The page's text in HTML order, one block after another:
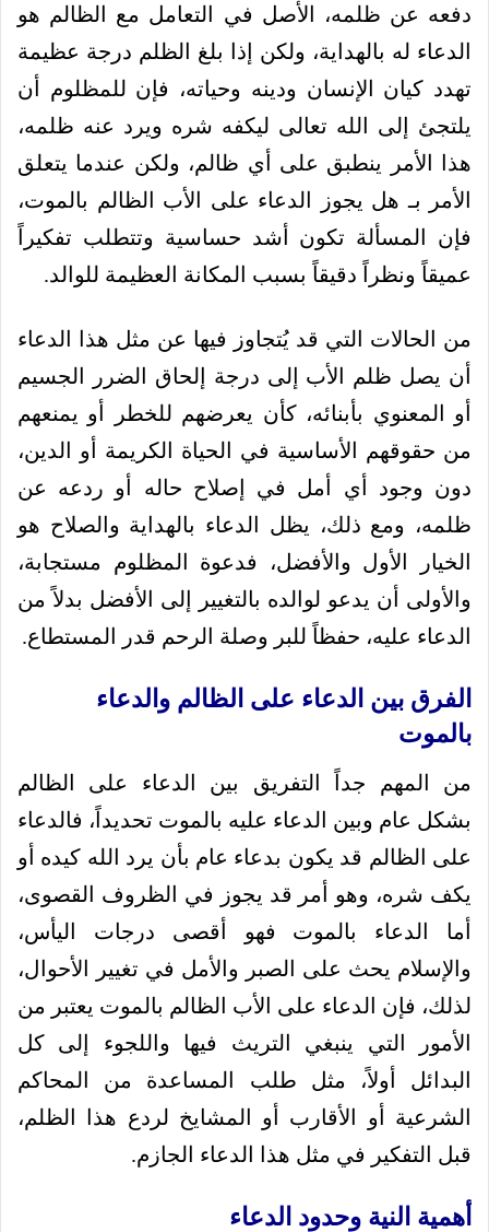
دفعه عن ظلمه، الأصل في التعامل مع الظالم هو
الدعاء له بالهداية، ولكن إذا بلغ الظلم درجة عظيمة
تهدد كيان الإنسان ودينه وحياته، فإن للمظلوم أن
يلتجئ إلى الله تعالى ليكفه شره ويرد عنه ظلمه،
هذا الأمر ينطبق على أي ظالم، ولكن عندما يتعلق
الأمر بـ هل يجوز الدعاء على الأب الظالم بالموت،
فإن المسألة تكون أشد حساسية وتتطلب تفكيراً
عميقاً ونظراً دقيقاً بسبب المكانة العظيمة للوالد.
من الحالات التي قد يُتجاوز فيها عن مثل هذا الدعاء
أن يصل ظلم الأب إلى درجة إلحاق الضرر الجسيم
أو المعنوي بأبنائه، كأن يعرضهم للخطر أو يمنعهم
من حقوقهم الأساسية في الحياة الكريمة أو الدين،
دون وجود أي أمل في إصلاح حاله أو ردعه عن
ظلمه، ومع ذلك، يظل الدعاء بالهداية والصلاح هو
الخيار الأول والأفضل، فدعوة المظلوم مستجابة،
والأولى أن يدعو لوالده بالتغيير إلى الأفضل بدلاً من
الدعاء عليه، حفظاً للبر وصلة الرحم قدر المستطاع.
الفرق بين الدعاء على الظالم والدعاء
بالموت
من المهم جداً التفريق بين الدعاء على الظالم
بشكل عام وبين الدعاء عليه بالموت تحديداً، فالدعاء
على الظالم قد يكون بدعاء عام بأن يرد الله كيده أو
يكف شره، وهو أمر قد يجوز في الظروف القصوى،
أما الدعاء بالموت فهو أقصى درجات اليأس،
والإسلام يحث على الصبر والأمل في تغيير الأحوال،
لذلك، فإن الدعاء على الأب الظالم بالموت يعتبر من
الأمور التي ينبغي التريث فيها واللجوء إلى كل
البدائل أولاً، مثل طلب المساعدة من المحاكم
الشرعية أو الأقارب أو المشايخ لردع هذا الظلم،
قبل التفكير في مثل هذا الدعاء الجازم.
أهمية النية وحدود الدعاء